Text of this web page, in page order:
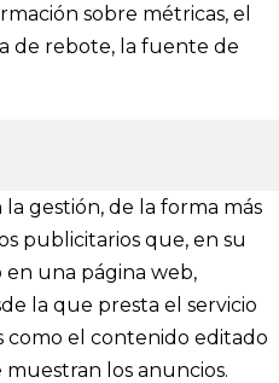
sobre métricas, el
de rebote, la fuente de
gestión, de la forma más
publicitarios que, en su
en una página web,
la que presta el servicio
como el contenido editado
los anuncios.